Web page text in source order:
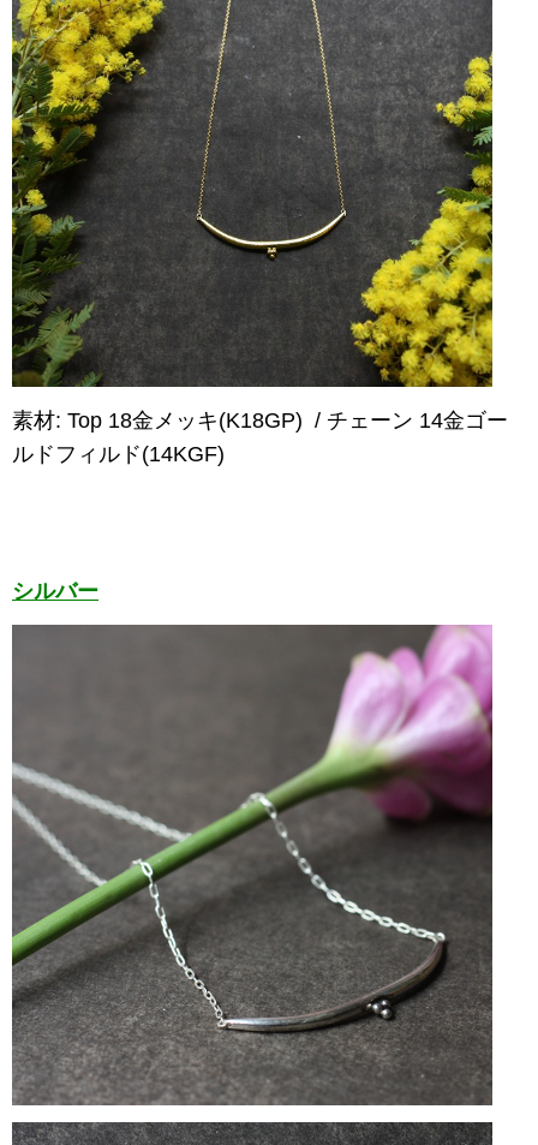
素材: Top 18金メッキ(K18GP) / チェーン 14金ゴー
ルドフィルド(14KGF)
シルバー